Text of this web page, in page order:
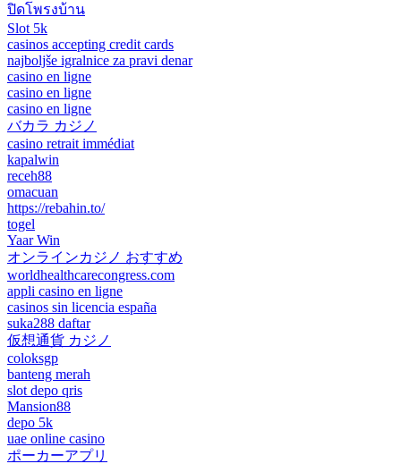
ปิดโพรงบ้าน
Slot 5k
casinos accepting credit cards
najboljše igralnice za pravi denar
casino en ligne
casino en ligne
casino en ligne
バカラ カジノ
casino retrait immédiat
kapalwin
receh88
omacuan
https://rebahin.to/
togel
Yaar Win
オンラインカジノ おすすめ
worldhealthcarecongress.com
appli casino en ligne
casinos sin licencia españa
suka288 daftar
仮想通貨 カジノ
coloksgp
banteng merah
slot depo qris
Mansion88
depo 5k
uae online casino
ポーカーアプリ